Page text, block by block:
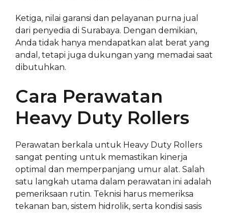
Ketiga, nilai garansi dan pelayanan purna jual
dari penyedia di Surabaya. Dengan demikian,
Anda tidak hanya mendapatkan alat berat yang
andal, tetapi juga dukungan yang memadai saat
dibutuhkan.
Cara Perawatan
Heavy Duty Rollers
Perawatan berkala untuk Heavy Duty Rollers
sangat penting untuk memastikan kinerja
optimal dan memperpanjang umur alat. Salah
satu langkah utama dalam perawatan ini adalah
pemeriksaan rutin. Teknisi harus memeriksa
tekanan ban, sistem hidrolik, serta kondisi sasis